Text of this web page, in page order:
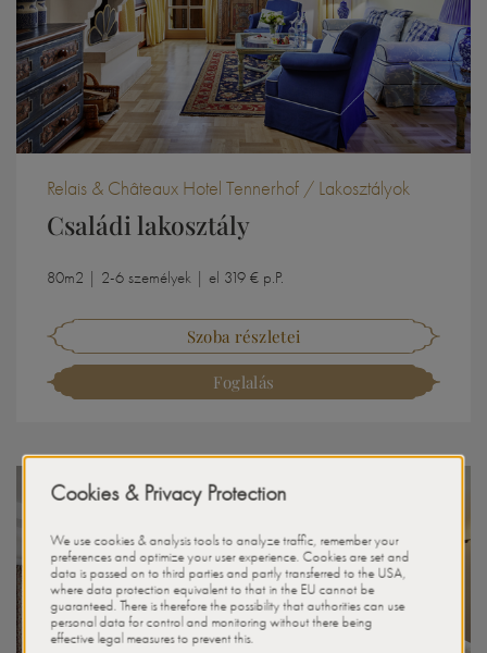
Relais & Châteaux Hotel Tennerhof / Lakosztályok
Családi lakosztály
80m2 | 2-6 személyek | el 319 € p.P.
Szoba részletei
Foglalás